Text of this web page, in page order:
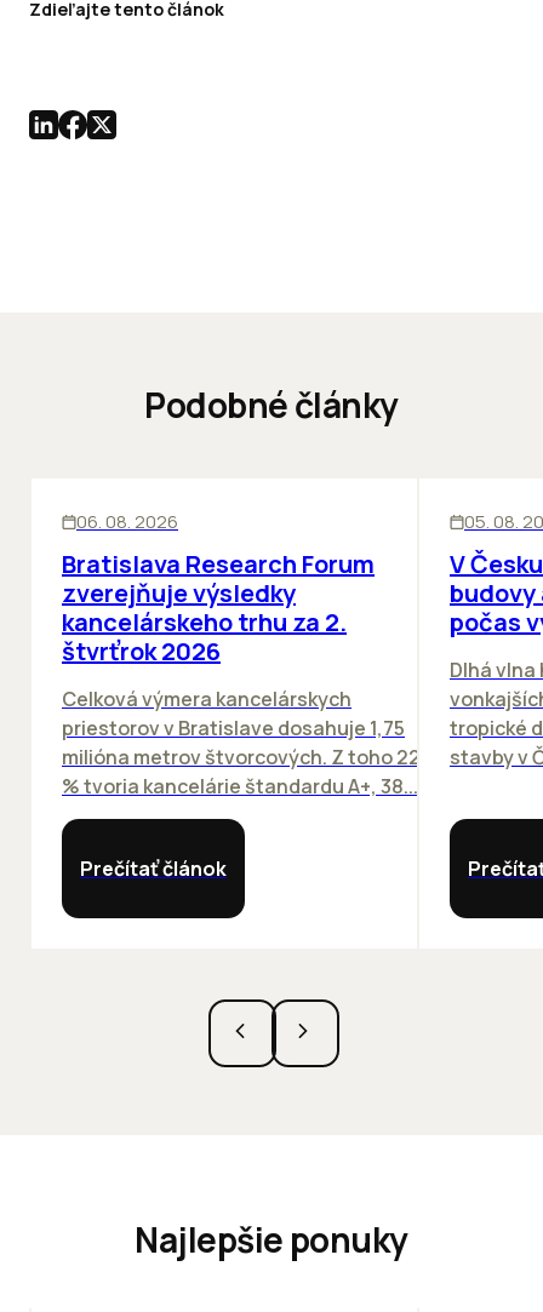
Zdieľajte tento článok
Podobné články
06. 08. 2026
Bratislava Research Forum
zverejňuje výsledky
kancelárskeho trhu za 2.
štvrťrok 2026
Celková výmera kancelárskych
priestorov v Bratislave dosahuje 1,75
milióna metrov štvorcových. Z toho 22
% tvoria kancelárie štandardu A+, 38...
Prečítať článok
05. 08.
V
počas
Dlhá
tropické
stavby v
Najlepšie ponuky